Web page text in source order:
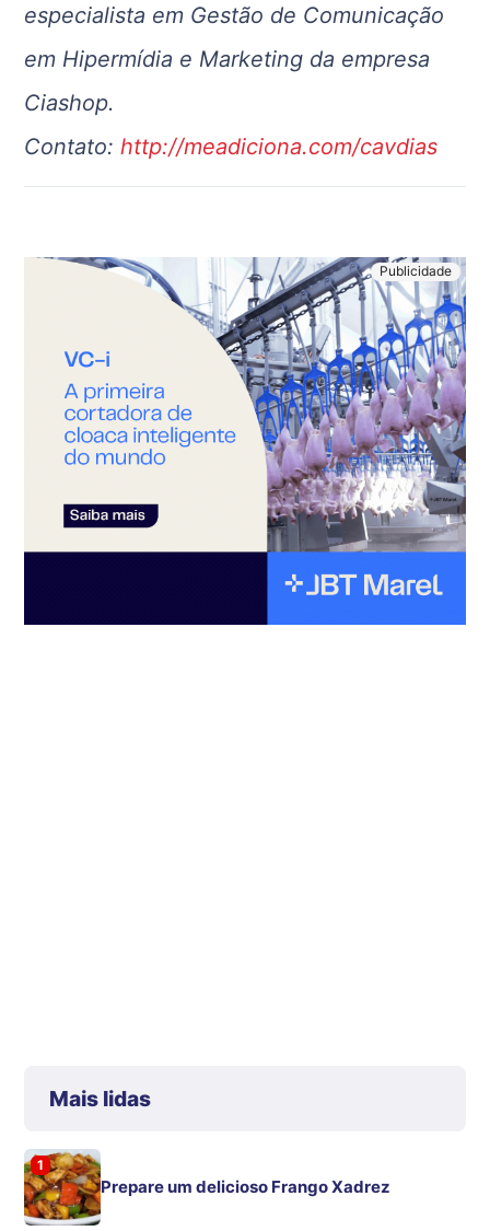
especialista em Gestão de Comunicação
em Hipermídia e Marketing da empresa
Ciashop.
Contato:http://meadiciona.com/cavdias
Mais lidas
1
Prepare um delicioso Frango Xadrez